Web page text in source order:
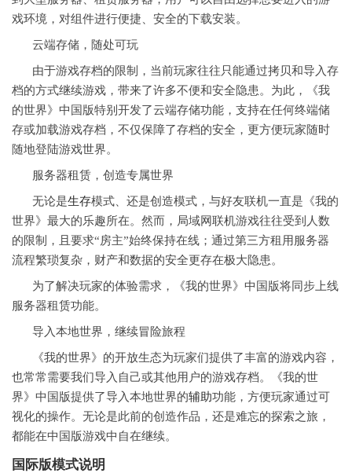
戏环境，对组件进行便捷、安全的下载安装。
云端存储，随处可玩
由于游戏存档的限制，当前玩家往往只能通过拷贝和导入存
档的方式继续游戏，带来了许多不便和安全隐患。为此，《我
的世界》中国版特别开发了云端存储功能，支持在任何终端储
存或加载游戏存档，不仅保障了存档的安全，更方便玩家随时
随地登陆游戏世界。
服务器租赁，创造专属世界
无论是生存模式、还是创造模式，与好友联机一直是《我的
世界》最大的乐趣所在。然而，局域网联机游戏往往受到人数
的限制，且要求“房主”始终保持在线；通过第三方租用服务器
流程繁琐复杂，财产和数据的安全更存在极大隐患。
为了解决玩家的体验需求，《我的世界》中国版将同步上线
服务器租赁功能。
导入本地世界，继续冒险旅程
《我的世界》的开放生态为玩家们提供了丰富的游戏内容，
也常常需要我们导入自己或其他用户的游戏存档。《我的世
界》中国版提供了导入本地世界的辅助功能，方便玩家通过可
视化的操作。无论是此前的创造作品，还是难忘的探索之旅，
都能在中国版游戏中自在继续。
国际版模式说明